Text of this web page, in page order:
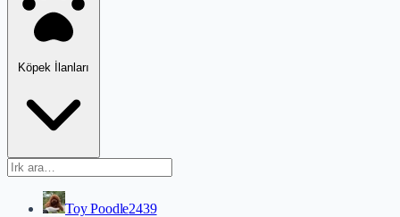
Köpek İlanları
Toy Poodle2439